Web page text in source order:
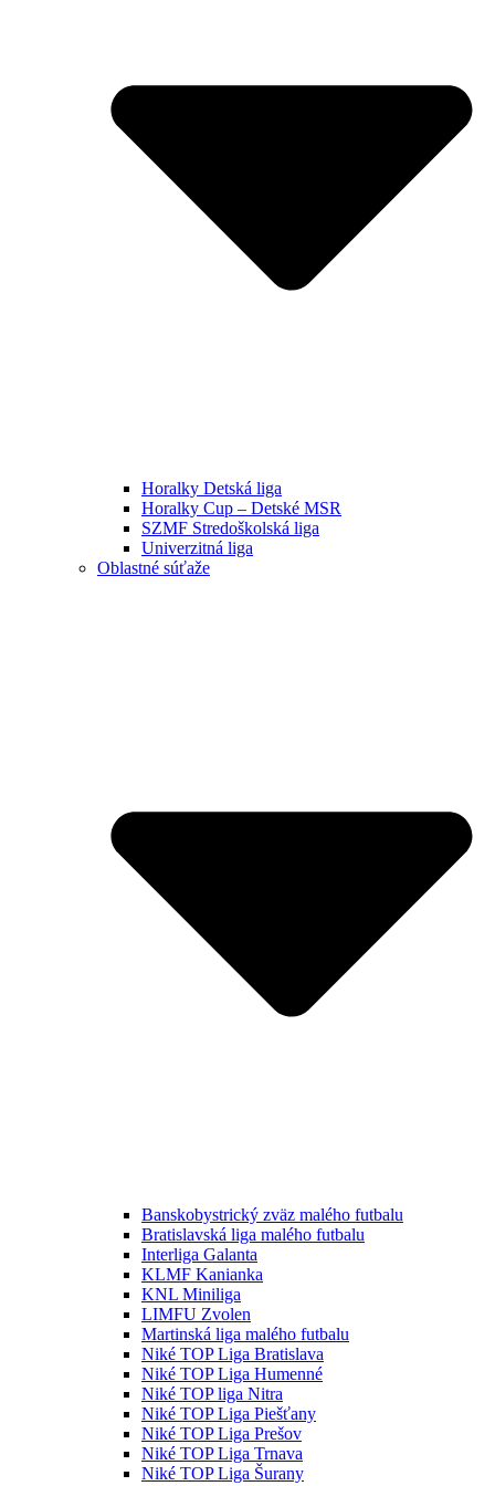
Horalky Detská liga
Horalky Cup – Detské MSR
SZMF Stredoškolská liga
Univerzitná liga
Oblastné súťaže
Banskobystrický zväz malého futbalu
Bratislavská liga malého futbalu
Interliga Galanta
KLMF Kanianka
KNL Miniliga
LIMFU Zvolen
Martinská liga malého futbalu
Niké TOP Liga Bratislava
Niké TOP Liga Humenné
Niké TOP liga Nitra
Niké TOP Liga Piešťany
Niké TOP Liga Prešov
Niké TOP Liga Trnava
Niké TOP Liga Šurany